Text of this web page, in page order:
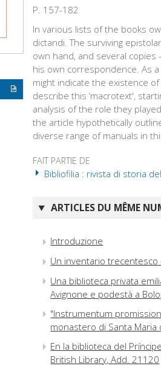
P. 157-182
In various lists of the books
dictandi. The surviving
own hand, and several
his own correspondence. As
might indicate the existence
describe this ‘macrotext',
analysis of the role they
the article hypothetically
diverse range of manuals in
FAIT PARTIE DE
Bibliofilia : rivista di storia
ARTICLES DU MÊME
Introduzione
Un inventario trecentesco
Una biblioteca privata
Avignone e podestà a
"Instrumentum
monastero di Santa Maria
En la biblioteca del
British Library, Add. 21120